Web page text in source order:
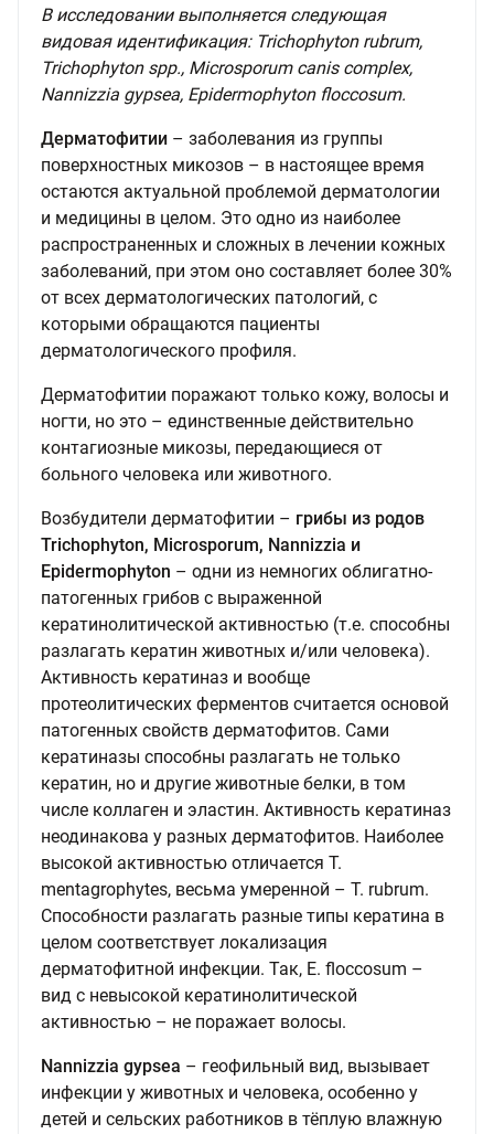
В исследовании выполняется следующая
видовая идентификация: Trichophyton rubrum,
Trichophyton spp., Microsporum canis complex,
Nannizzia gypsea, Epidermophyton floccosum.
Дерматофитии – заболевания из группы
поверхностных микозов – в настоящее время
остаются актуальной проблемой дерматологии
и медицины в целом. Это одно из наиболее
распространенных и сложных в лечении кожных
заболеваний, при этом оно составляет более 30%
от всех дерматологических патологий, с
которыми обращаются пациенты
дерматологического профиля.
Дерматофитии поражают только кожу, волосы и
ногти, но это – единственные действительно
контагиозные микозы, передающиеся от
больного человека или животного.
Возбудители дерматофитии – грибы из родов
Trichophyton, Microsporum, Nannizzia и
Epidermophyton – одни из немногих облигатно-
патогенных грибов с выраженной
кератинолитической активностью (т.е. способны
разлагать кератин животных и/или человека).
Активность кератиназ и вообще
протеолитических ферментов считается основой
патогенных свойств дерматофитов. Сами
кератиназы способны разлагать не только
кератин, но и другие животные белки, в том
числе коллаген и эластин. Активность кератиназ
неодинакова у разных дерматофитов. Наиболее
высокой активностью отличается T.
mentagrophytes, весьма умеренной – T. rubrum.
Способности разлагать разные типы кератина в
целом соответствует локализация
дерматофитной инфекции. Так, E. floccosum –
вид с невысокой кератинолитической
активностью – не поражает волосы.
Nannizzia gypsea – геофильный вид, вызывает
инфекции у животных и человека, особенно у
детей и сельских работников в тёплую влажную